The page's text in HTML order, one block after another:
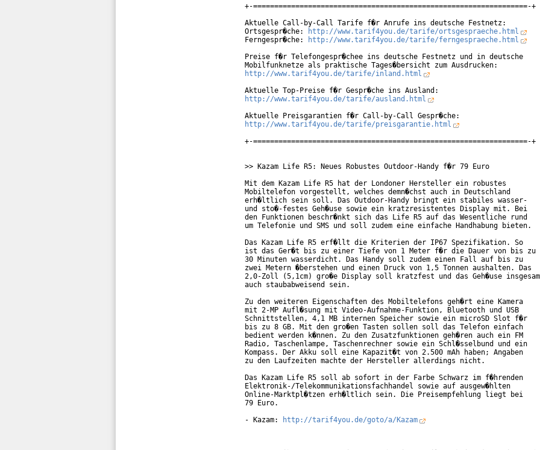
+-=================================================================-+
Aktuelle Call-by-Call Tarife f�r Anrufe ins deutsche Festnetz:
Ortsgespr�che:
http://www.tarif4you.de/tarife/ortsgespraeche.html
Ferngespr�che:
http://www.tarif4you.de/tarife/ferngespraeche.html
Preise f�r Telefongespr�chee ins deutsche Festnetz und in deutsche
http://www.tarif4you.de/tarife/inland.html
http://www.tarif4you.de/tarife/ausland.html
http://www.tarif4you.de/tarife/preisgarantie.html
+-=================================================================-+
>> Kazam Life R5: Neues Robustes Outdoor-Handy f�r 79 Euro
Mit dem Kazam Life R5 hat der Londoner Hersteller ein robustes
Mobiltelefon vorgestellt, welches demn�chst auch in Deutschland
erh�ltlich sein soll. Das Outdoor-Handy bringt ein stabiles wasser-
und sto�-festes Geh�use sowie ein kratzresistentes Display mit. Bei
den Funktionen beschr�nkt sich das Life R5 auf das Wesentliche rund
um Telefonie und SMS und soll zudem eine einfache Handhabung bieten.
Das Kazam Life R5 erf�llt die Kriterien der IP67 Spezifikation. So
ist das Ger�t bis zu einer Tiefe von 1 Meter f�r die Dauer von bis zu
30 Minuten wasserdicht. Das Handy soll zudem einen Fall auf bis zu
zwei Metern �berstehen und einen Druck von 1,5 Tonnen aushalten. Das
2,0-Zoll (5,1cm) gro�e Display soll kratzfest und das Geh�use
auch staubabweisend sein.
Zu den weiteren Eigenschaften des Mobiltelefons geh�rt eine Kamera
mit 2-MP Aufl�sung mit Video-Aufnahme-Funktion, Bluetooth und USB
Schnittstellen, 4,1 MB internen Speicher sowie ein microSD Slot f�r
bis zu 8 GB. Mit den gro�en Tasten sollen soll das Telefon einfach
bedient werden k�nnen. Zu den Zusatzfunktionen geh�ren auch ein FM
Radio, Taschenlampe, Taschenrechner sowie ein Schl�sselbund und ein
Kompass. Der Akku soll eine Kapazit�t von 2.500 mAh haben; Angaben
zu den Laufzeiten machte der Hersteller allerdings nicht.
Das Kazam Life R5 soll ab sofort in der Farbe Schwarz im f�hrenden
Elektronik-/Telekommunikationsfachhandel sowie auf ausgew�hlten
Online-Marktpl�tzen erh�ltlich sein. Die Preisempfehlung liegt bei
79 Euro.
- Kazam:
http://tarif4you.de/goto/a/Kazam